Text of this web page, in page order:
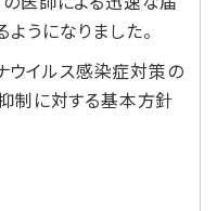
うになりました。
ウイルス感染症対策の
制に対する基本方針